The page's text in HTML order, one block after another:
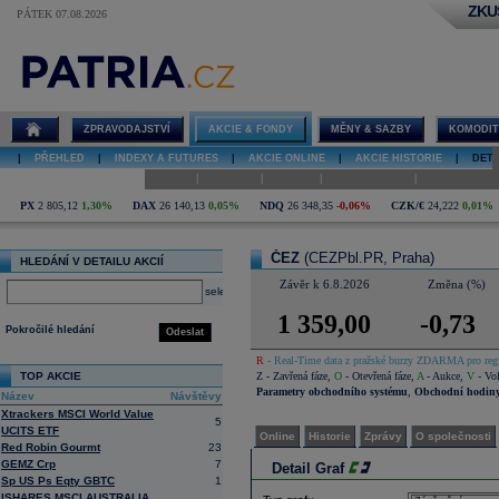
PÁTEK 07.08.2026
ČEZ graf
ZPRAVODAJSTVÍ AKCIE & FONDY MĚNY & SAZBY
PŘEHLED INDEXY A FUTURES AKCIE ONLINE AKCIE HISTORIE
PX 2 805,12 1,30% DAX 26 140,13 0,05% NDQ 26 348,35 -0,06% CZK/€ 24,222 0,01%
HLEDÁNÍ V DETAILU AKCIÍ
select
Odeslat
Pokročilé hledání
TOP AKCIE
Název
Návštěvy
Xtrackers MSCI World Value
UCITS ETF
5
Red Robin Gourmt
23
GEMZ Crp
7
Sp US Ps Eqty GBTC
1
ČEZ (CEZPbl.PR, Praha)
Závěr k 6.8.2026 Změna (%)
1 359,00 -0,73
R - Real-Time data z pražské burzy ZDARMA pro
Z - Zavřená fáze O - Otevřená fáze A - Aukce V -
Parametry obchodního systému
Obchodní
Online Historie Zprávy O společnosti
Detail Graf